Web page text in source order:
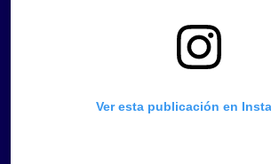
Ver esta publicación en